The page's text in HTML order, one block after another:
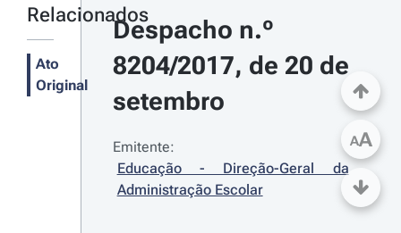
Relacionados
Ato
Original
Despacho n.º
8204/2017, de 20 de
setembro
Emitente:
Educação - Direção-Geral da
Administração Escolar
AA